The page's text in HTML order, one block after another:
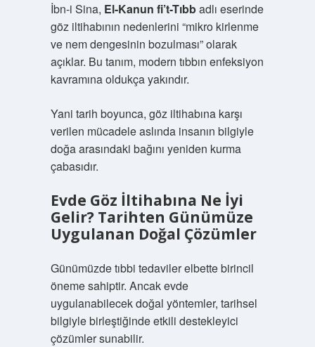
İbn-i Sina, El-Kanun fi’t-Tıbbadlı eserinde
göz iltihabının nedenlerini “mikro kirlenme
ve nem dengesinin bozulması” olarak
açıklar. Bu tanım, modern tıbbın enfeksiyon
kavramına oldukça yakındır.
Yani tarih boyunca, göz iltihabına karşı
verilen mücadele aslında insanın bilgiyle
doğa arasındaki bağını yeniden kurma
çabasıdır.
Evde Göz İltihabına Ne İyi
Gelir? Tarihten Günümüze
Uygulanan Doğal Çözümler
Günümüzde tıbbi tedaviler elbette birincil
öneme sahiptir. Ancak evde
uygulanabilecek doğal yöntemler, tarihsel
bilgiyle birleştiğinde etkili destekleyici
çözümler sunabilir.